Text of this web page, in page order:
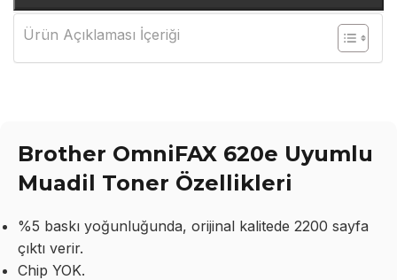
Ürün Açıklaması İçeriği
Brother OmniFAX 620e Uyumlu
Muadil Toner Özellikleri
%5 baskı yoğunluğunda, orijinal kalitede 2200 sayfa
çıktı verir.
Chip YOK.